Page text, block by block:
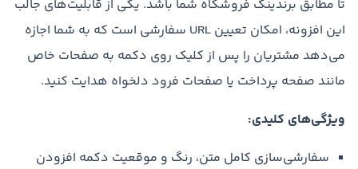
تا مطابق برندینگ فروشگاه شما باشد. یکی از قابلیت‌های جالب
این افزونه، امکان تعیین URL سفارشی است که به شما اجازه
می‌دهد مشتریان را پس از کلیک روی دکمه به صفحات خاص
مانند صفحه پرداخت یا صفحات فرود دلخواه هدایت کنید.
ویژگی‌های کلیدی:
سفارشی‌سازی کامل متن، رنگ و موقعیت دکمه افزودن